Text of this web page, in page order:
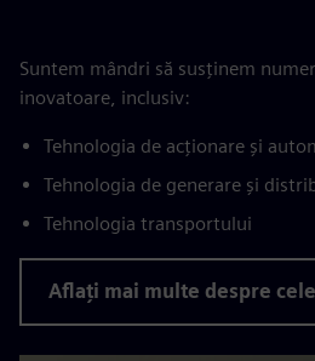
Suntem mândri să susținem
inovatoare, inclusiv:
Tehnologia de acționare și
Tehnologia de generare și
Tehnologia transportului
Aflați mai multe despre